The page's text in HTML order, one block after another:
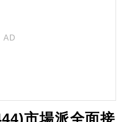
市場派全面接